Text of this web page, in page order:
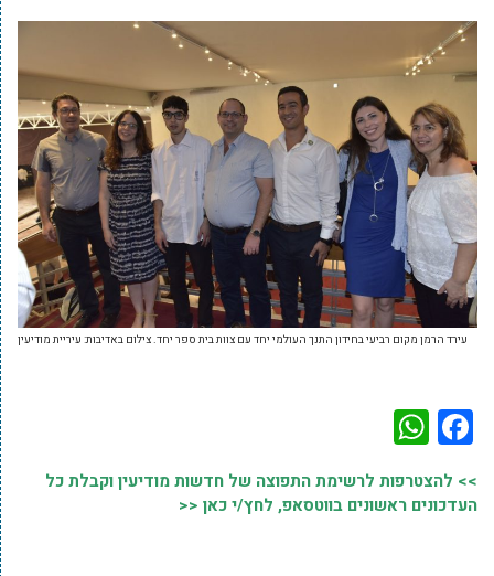
עירד הרמן מקום רביעי בחידון התנך העולמי יחד עם צוות בית ספר יחד. צילום באדיבות: עיריית מודיעין
Facebook
>> להצטרפות לרשימת התפוצה של חדשות מודיעין וקבלת כל
העדכונים ראשונים בווטסאפ, לחץ/י כאן <<